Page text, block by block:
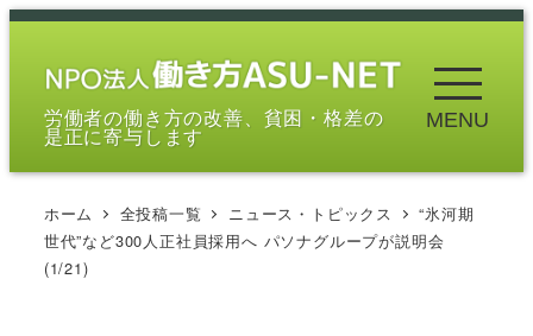
メ
労働者の働き方の改善、貧困・格差の
是正に寄与します
MENU
ホーム 全投稿一覧 ニュース・トピックス
“氷河期
世代”など300人正社員採用へ パソナグループが説明会
(1/21)